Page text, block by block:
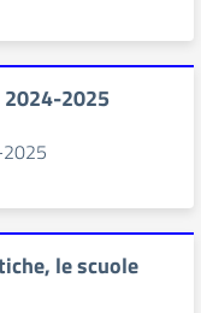
2024-2025
2025
le scuole